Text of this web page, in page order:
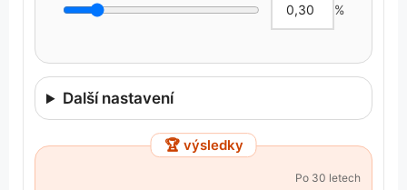
%
Další nastavení
🏆 výsledky
Po 30 letech